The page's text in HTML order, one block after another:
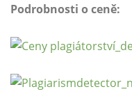
Podrobnosti o ceně: